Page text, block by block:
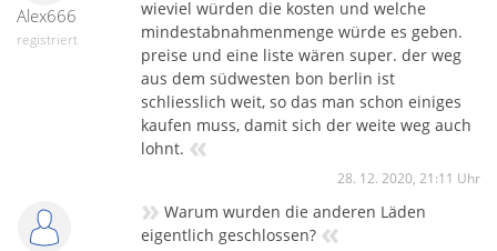
Alex666
registriert
wieviel würden die kosten und welche
mindestabnahmenmenge würde es geben.
preise und eine liste wären super. der weg
aus dem südwesten bon berlin ist
schliesslich weit, so das man schon einiges
kaufen muss, damit sich der weite weg auch
lohnt. «
28. 12. 2020, 21:11 Uhr
» Warum wurden die anderen Läden
eigentlich geschlossen? «